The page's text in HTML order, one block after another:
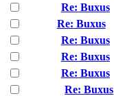
Re: Buxus
Re: Buxus
Re: Buxus
Re: Buxus
Re: Buxus
Re: Buxus